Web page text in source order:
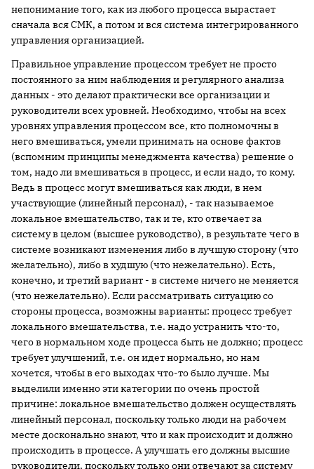
непонимание того, как из любого процесса вырастает
сначала вся СМК, а потом и вся система интегрированного
управления организацией.
Правильное управление процессом требует не просто
постоянного за ним наблюдения и регулярного анализа
данных - это делают практически все организации и
руководители всех уровней. Необходимо, чтобы на всех
уровнях управления процессом все, кто полномочны в
него вмешиваться, умели принимать на основе фактов
(вспомним принципы менеджмента качества) решение о
том, надо ли вмешиваться в процесс, и если надо, то кому.
Ведь в процесс могут вмешиваться как люди, в нем
участвующие (линейный персонал), - так называемое
локальное вмешательство, так и те, кто отвечает за
систему в целом (высшее руководство), в результате чего в
системе возникают изменения либо в лучшую сторону (что
желательно), либо в худшую (что нежелательно). Есть,
конечно, и третий вариант - в системе ничего не меняется
(что нежелательно). Если рассматривать ситуацию со
стороны процесса, возможны варианты: процесс требует
локального вмешательства, т.е. надо устранить что-то,
чего в нормальном ходе процесса быть не должно; процесс
требует улучшений, т.е. он идет нормально, но нам
хочется, чтобы в его выходах что-то было лучше. Мы
выделили именно эти категории по очень простой
причине: локальное вмешательство должен осуществлять
линейный персонал, поскольку только люди на рабочем
месте досконально знают, что и как происходит и должно
происходить в процессе. А улучшать его должны высшие
руководители, поскольку только они отвечают за систему